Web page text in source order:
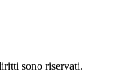
sono riservati.